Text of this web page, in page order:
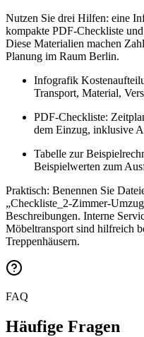
Nutzen Sie drei Hilfen: eine
kompakte PDF‑Checkliste
Diese Materialien machen
Planung im Raum Berlin.
Infografik
Transport, Material,
PDF‑Checkliste:
dem Einzug, inklusive
Tabelle zur
Beispielwerten zum
Praktisch: Benennen Sie
Beschreibungen. Interne
Möbeltransport sind hilfreich
Treppenhäusern.
FAQ
Häufige Fragen